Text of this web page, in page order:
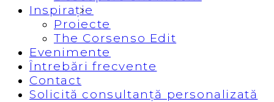
Inspirație
Proiecte
The Corsenso Edit
Evenimente
Întrebări frecvente
Contact
Solicită consultanță personalizată